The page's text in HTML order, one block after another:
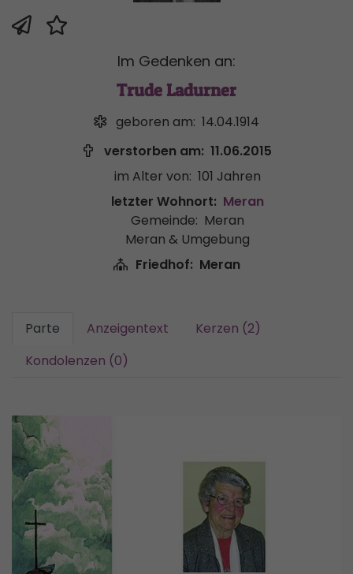
Im Gedenken an:
Trude Ladurner
geboren am: 14.04.1914
verstorben am: 11.06.2015
im Alter von: 101 Jahren
letzter Wohnort: Meran
Gemeinde: Meran
Meran & Umgebung
Friedhof: Meran
Parte Anzeigentext
Kerzen (2)
Kondolenzen (0)